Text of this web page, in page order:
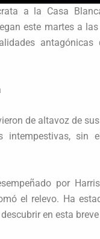
a la Casa
este martes a
antagónicas
de altavoz de
intempestivas, sin
por
el relevo. Ha
en esta